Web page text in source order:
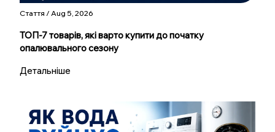
Стаття / Aug 5, 2026
ТОП-7 товарів, які варто купити до початку
опалювального сезону
Детальніше